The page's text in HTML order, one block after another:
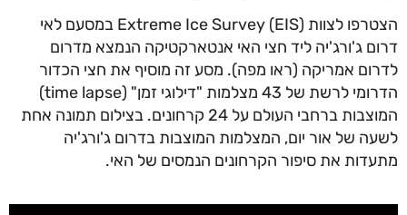
הצטרפו לצוות Extreme Ice Survey (EIS) במסעם לאי
דרום ג'ורג'יה ליד חצי האי אנטארקטיקה הנמצא מדרום
לדרום אמריקה (ראו מפה). מסע זה מוסיף את חצי הכדור
הדרומי לרשת של 43 מצלמות "דילוגי זמן" (time lapse)
המוצבות ברחבי העולם על 24 קרחונים. בצילום תמונה אחת
לשעה של אור יום, המצלמות המוצבות בדרום ג'ורג'יה
מתעדות את סיפור הקרחונים הנמסים של האי.